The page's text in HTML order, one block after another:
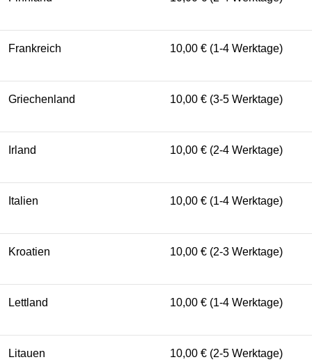
Frankreich 10,00 € (1-4 Werktage)
Griechenland 10,00 € (3-5 Werktage)
Irland 10,00 € (2-4 Werktage)
Italien 10,00 € (1-4 Werktage)
Kroatien 10,00 € (2-3 Werktage)
Lettland 10,00 € (1-4 Werktage)
Litauen 10,00 € (2-5 Werktage)